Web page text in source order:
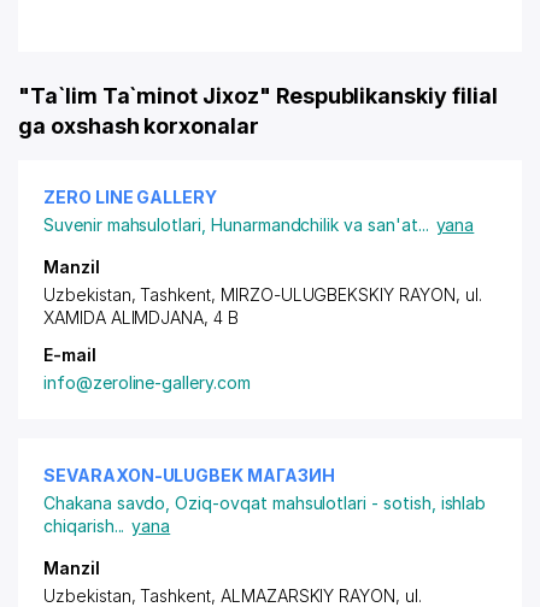
"Ta`lim Ta`minot Jixoz" Respublikanskiy filial
ga oxshash korxonalar
ZERO LINE GALLERY
Suvenir mahsulotlari Hunarmandchilik va san'at... yana
Manzil
Uzbekistan, Tashkent, MIRZO-ULUGBEKSKIY RAYON, ul.
XAMIDA ALIMDJANA, 4 B
E-mail
info@zeroline-gallery.com
SEVARAXON-ULUGBEK МАГАЗИН
Chakana savdo ,Oziq-ovqat mahsulotlari - sotish, ishlab
chiqarish... yana
Manzil
Uzbekistan, Tashkent, ALMAZARSKIY RAYON, ul.